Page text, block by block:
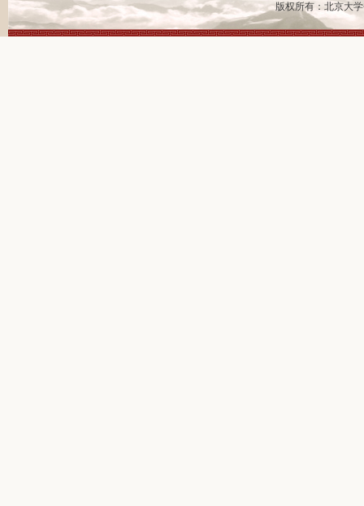
版权所有：北京大